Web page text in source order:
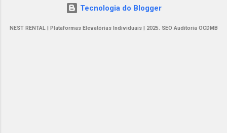
Tecnologia do Blogger
NEST RENTAL | Plataformas Elevatórias Individuais | 2025. SEO Auditoria OCDMB